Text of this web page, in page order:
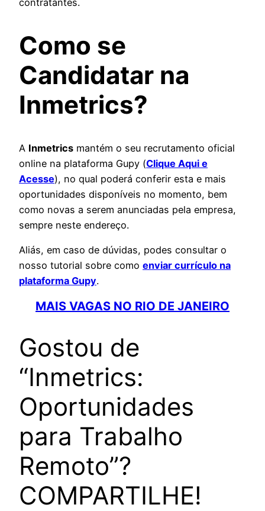
contratantes.
Como se
Candidatar na
Inmetrics?
A Inmetrics mantém o seu recrutamento oficial
online na plataforma Gupy (Clique Aqui e
Acesse), no qual poderá conferir esta e mais
oportunidades disponíveis no momento, bem
como novas a serem anunciadas pela empresa,
sempre neste endereço.
Aliás, em caso de dúvidas, podes consultar o
nosso tutorial sobre como enviar currículo na
plataforma Gupy.
MAIS VAGAS NO RIO DE JANEIRO
Gostou de
“Inmetrics:
Oportunidades
para Trabalho
Remoto”?
COMPARTILHE!